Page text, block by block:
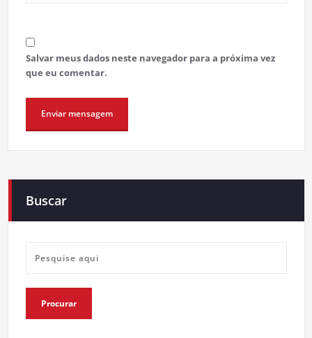
Salvar meus dados neste navegador para a próxima vez
que eu comentar.
Buscar